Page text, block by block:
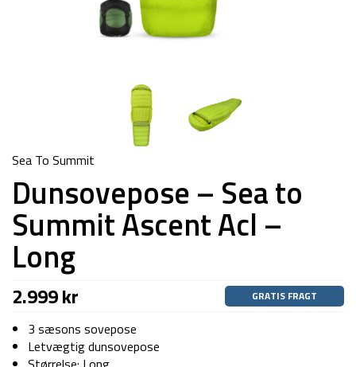
Sea To Summit
Dunsovepose – Sea to
Summit Ascent Acl –
Long
2.999kr GRATIS FRAGT
3 sæsons sovepose
Letvægtig dunsovepose